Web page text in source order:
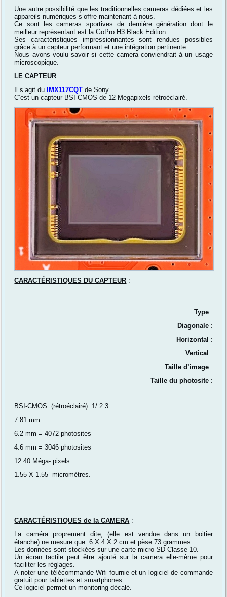
Une autre possibilité que les traditionnelles cameras dédiées et les
appareils numériques s’offre maintenant à nous.
Ce sont les cameras sportives de dernière génération dont le
meilleur représentant est la GoPro H3 Black Edition.
Ses caractéristiques impressionnantes sont rendues possibles
grâce à un capteur performant et une intégration pertinente.
Nous avons voulu savoir si cette camera conviendrait à un usage
microscopique.
LE CAPTEUR :
Il s’agit du
IMX117CQT de Sony.
C’est un capteur BSI-CMOS de 12 Megapixels rétroéclairé.
CARACTÉRISTIQUES DU CAPTEUR :
Type:
Diagonale:
Horizontal :
Vertical :
Taille d’image:
Taille du photosite:
BSI-CMOS (rétroéclairé) 1/ 2.3
7.81 mm .
6.2 mm = 4072 photosites
4.6 mm = 3046 photosites
12.40 Méga- pixels
1.55 X 1.55 micromètres.
CARACTÉRISTIQUES de la CAMERA :
La caméra proprement dite, (elle est vendue dans un boitier
étanche) ne mesure que 6 X 4 X 2 cm et pèse 73 grammes.
Les données sont stockées sur une carte micro SD Classe 10.
Un écran tactile peut être ajouté sur la camera elle-même pour
faciliter les réglages.
A noter une télécommande Wifi fournie et un logiciel de commande
gratuit pour tablettes et smartphones.
Ce logiciel permet un monitoring décalé.